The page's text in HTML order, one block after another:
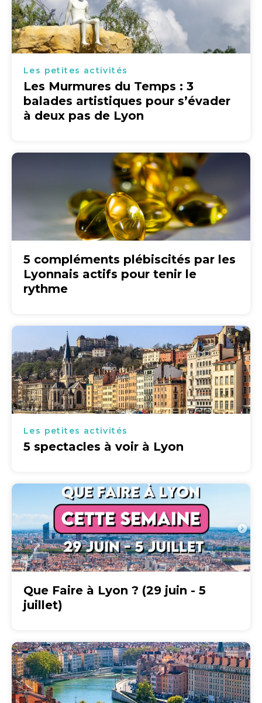
Les petites activités
Les Murmures du Temps : 3
balades artistiques pour s’évader
à deux pas de Lyon
5 compléments plébiscités par les
Lyonnais actifs pour tenir le
rythme
Les petites activités
5 spectacles à voir à Lyon
Que Faire à Lyon ? (29 juin - 5
juillet)